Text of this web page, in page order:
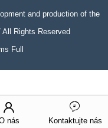
and production of the
Rights Reserved
Full
nás Kontaktujte nás